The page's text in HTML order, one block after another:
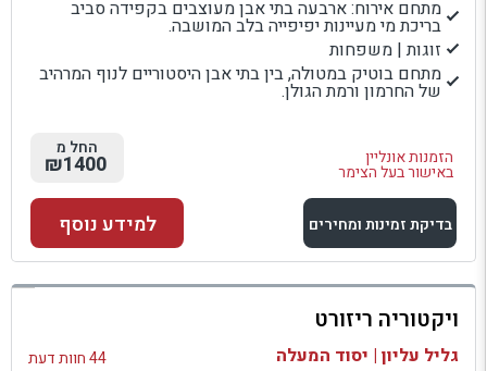
מתחם אירוח: ארבעה בתי אבן מעוצבים בקפידה סביב
בריכת מי מעיינות יפיפייה בלב המושבה.
זוגות | משפחות
מתחם בוטיק במטולה, בין בתי אבן היסטוריים לנוף המרהיב
של החרמון ורמת הגולן.
הזמנות אונליין
באישור בעל הצימר
החל מ
₪1400
בדיקת זמינות ומחירים
למתחם זה
בדיקת זמינות ומחירים
למידע נוסף
ויקטוריה ריזורט
גליל עליון | יסוד המעלה 44 חוות דעת